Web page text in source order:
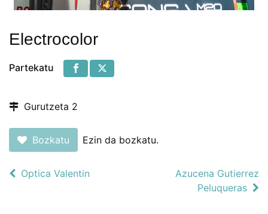
Electrocolor
Partekatu
Gurutzeta 2
Bozkatu Ezin da bozkatu.
Optica Valentin
Azucena Gutierrez
Peluqueras